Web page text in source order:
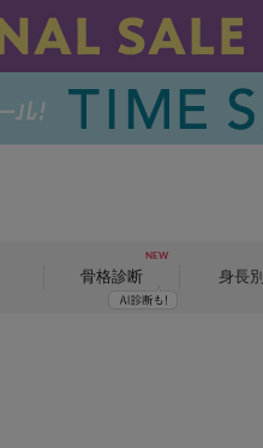
骨格診断 身長別